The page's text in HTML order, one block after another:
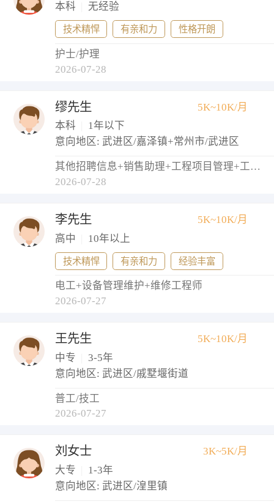
本科
无经验
技术精悍 有亲和力 性格开朗
护士/护理
2026-07-28
缪先生
5K~10K/月
本科
1年以下
意向地区: 武进区/嘉泽镇+常州市/武进区
其他招聘信息+销售助理+工程项目管理+工程监理+物业管理员
2026-07-28
李先生
5K~10K/月
高中
10年以上
技术精悍 有亲和力 经验丰富
电工+设备管理维护+维修工程师
2026-07-27
王先生
5K~10K/月
中专
3-5年
意向地区: 武进区/戚墅堰街道
普工/技工
2026-07-27
刘女士
3K~5K/月
大专
1-3年
意向地区: 武进区/湟里镇